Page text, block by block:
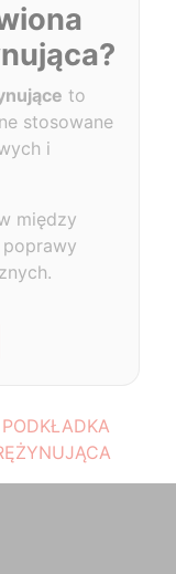
PODKŁADKA
to
stosowane
i
między